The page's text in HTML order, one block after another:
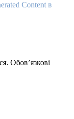
й лайфхаки
Обов’язкові